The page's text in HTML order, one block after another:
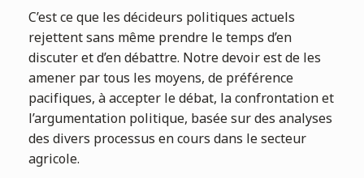
C’est ce que les décideurs politiques actuels
rejettent sans même prendre le temps d’en
discuter et d’en débattre. Notre devoir est de les
amener par tous les moyens, de préférence
pacifiques, à accepter le débat, la confrontation et
l’argumentation politique, basée sur des analyses
des divers processus en cours dans le secteur
agricole.